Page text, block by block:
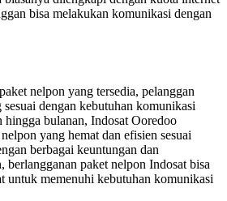
bisa melakukan komunikasi dengan
nelpon yang tersedia, pelanggan
dengan kebutuhan komunikasi
hingga bulanan, Indosat Ooredoo
yang hemat dan efisien sesuai
berbagai keuntungan dan
berlangganan paket nelpon Indosat bisa
untuk memenuhi kebutuhan komunikasi